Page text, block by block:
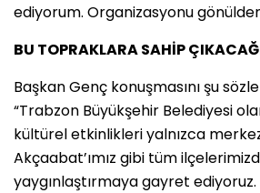
ediyorum. Organizasyonu
BU TOPRAKLARA SAHİP
Başkan Genç konuşmasını şu
“Trabzon Büyükşehir Belediyesi
kültürel etkinlikleri yalnızca
Akçaabat’ımız gibi tüm
yaygınlaştırmaya gayret ediyoruz.